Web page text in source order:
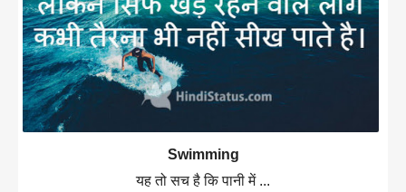
Swimming
यह तो सच है कि पानी में ...